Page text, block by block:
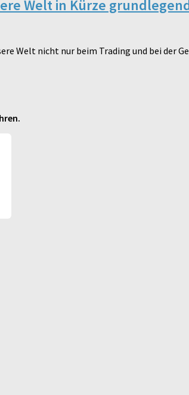
Welt in Kürze
Welt nicht nur beim Trading und bei der